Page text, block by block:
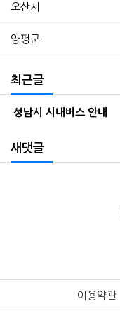
오산시
양평군
최근글
성남시 시내버스 안내
새댓글
이용약관